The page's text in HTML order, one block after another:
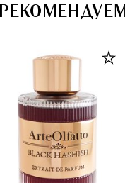
РЕКОМЕНДУЕМ